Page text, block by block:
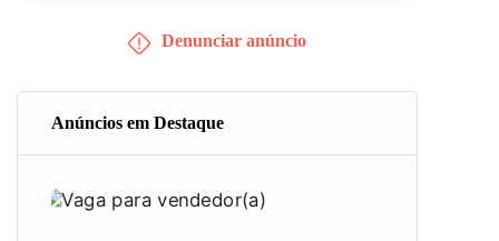
Denunciar anúncio
Anúncios em Destaque